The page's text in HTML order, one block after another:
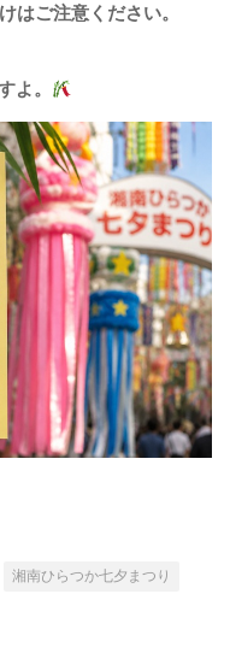
はご注意ください。
よ。
湘南ひらつか七夕まつり